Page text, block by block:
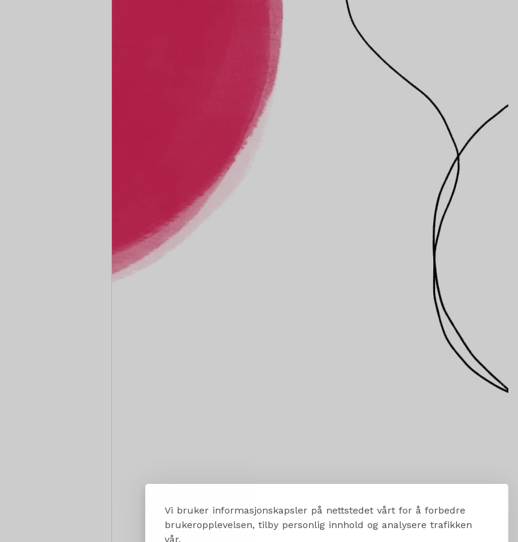
Vi bruker informasjonskapsler på nettstedet vårt for å forbedre
brukeropplevelsen, tilby personlig innhold og analysere trafikken
vår.